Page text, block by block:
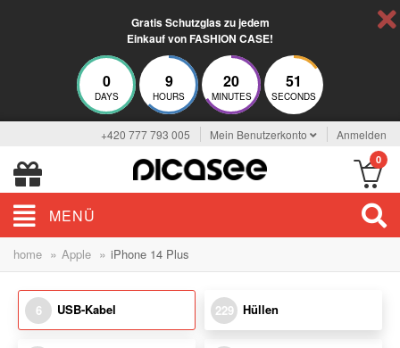
Gratis Schutzglas zu jedem
Einkauf von FASHION CASE!
0
DAYS
9
HOURS
20
MINUTES
50
SECONDS
+420 777 793 005 Mein Benutzerkonto Anmelden
0
MENÜ
home » Apple » iPhone 14 Plus
6 USB-Kabel 229 Hüllen